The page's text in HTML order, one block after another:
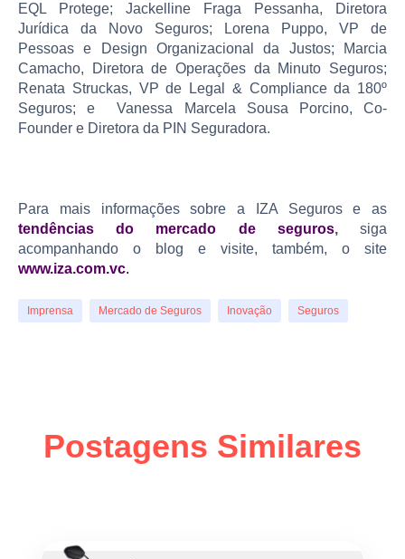
EQL Protege; Jackelline Fraga Pessanha, Diretora
Jurídica da Novo Seguros; Lorena Puppo, VP de
Pessoas e Design Organizacional da Justos; Marcia
Camacho, Diretora de Operações da Minuto Seguros;
Renata Struckas, VP de Legal & Compliance da 180º
Seguros; e Vanessa Marcela Sousa Porcino, Co-
Founder e Diretora da PIN Seguradora.
Para mais informações sobre a IZA Segurose as
tendências do mercado de seguros,siga
acompanhando o blog e visite, também, o site
www.iza.com.vc.
Imprensa Mercado de Seguros Inovação Seguros
Postagens Similares